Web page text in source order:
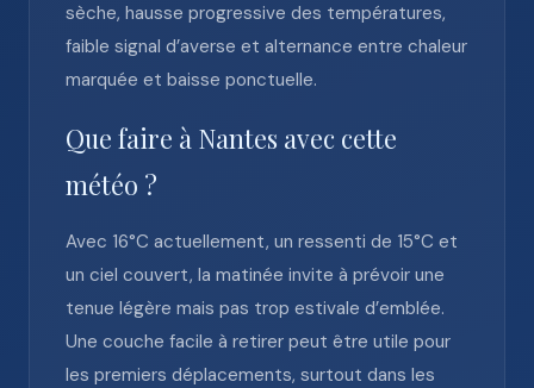
sèche, hausse progressive des températures,
faible signal d’averse et alternance entre chaleur
marquée et baisse ponctuelle.
Que faire à Nantes avec cette
météo ?
Avec 16°C actuellement, un ressenti de 15°C et
un ciel couvert, la matinée invite à prévoir une
tenue légère mais pas trop estivale d’emblée.
Une couche facile à retirer peut être utile pour
les premiers déplacements, surtout dans les